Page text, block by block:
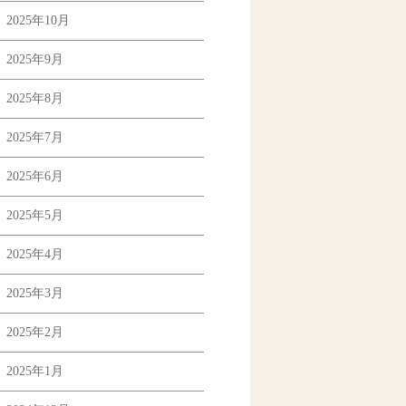
2025年10月
2025年9月
2025年8月
2025年7月
2025年6月
2025年5月
2025年4月
2025年3月
2025年2月
2025年1月